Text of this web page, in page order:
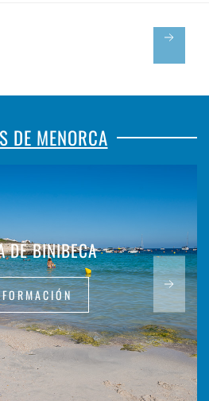
DE MENORCA
DE BINIBECA